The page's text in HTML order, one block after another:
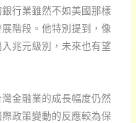
行業雖然不如美國那樣
階段。他特別提到，像
兆元級別，未來也有望
金融業的成長幅度仍然
政策變動的反應較為保